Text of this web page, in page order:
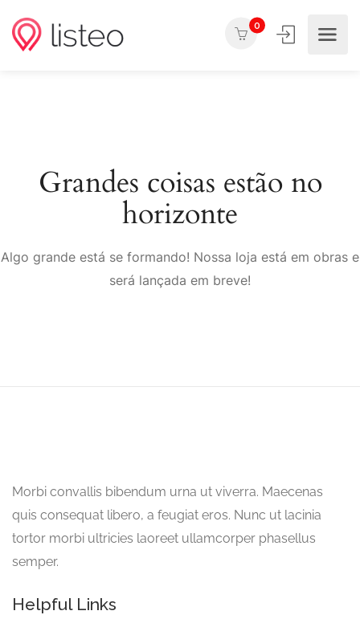
0
Grandes coisas estão no
horizonte
Algo grande está se formando! Nossa loja está em obras e
será lançada em breve!
Morbi convallis bibendum urna ut viverra. Maecenas
quis consequat libero, a feugiat eros. Nunc ut lacinia
tortor morbi ultricies laoreet ullamcorper phasellus
semper.
Helpful Links